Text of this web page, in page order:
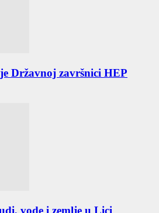
Državnoj završnici HEP
vode i zemlje u Lici